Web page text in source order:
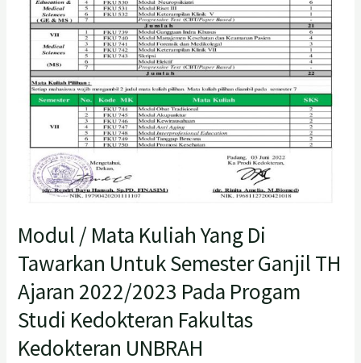
Modul / Mata Kuliah Yang Di
Tawarkan Untuk Semester Ganjil TH
Ajaran 2022/2023 Pada Progam
Studi Kedokteran Fakultas
Kedokteran UNBRAH
Ganjil
TH
Ajaran
2022/2023
Pada
Kedokteran
Fakultas
UNBRAH